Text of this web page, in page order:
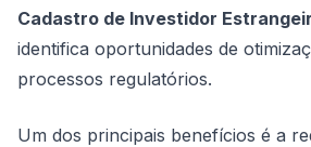
Cadastro de Investidor
identifica oportunidades de
processos regulatórios.
Um dos principais benefícios é a